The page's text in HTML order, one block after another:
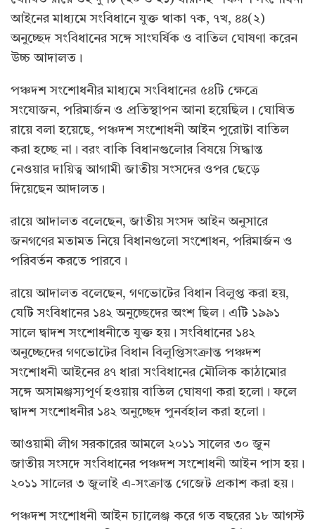
আইনের মাধ্যমে সংবিধানে যুক্ত থাকা ৭ক, ৭খ, ৪৪(২)
অনুচ্ছেদ সংবিধানের সঙ্গে সাংঘর্ষিক ও বাতিল ঘোষণা করেন
উচ্চ আদালত।
পঞ্চদশ সংশোধনীর মাধ্যমে সংবিধানের ৫৪টি ক্ষেত্রে
সংযোজন, পরিমার্জন ও প্রতিস্থাপন আনা হয়েছিল। ঘোষিত
রায়ে বলা হয়েছে, পঞ্চদশ সংশোধনী আইন পুরোটা বাতিল
করা হচ্ছে না। বরং বাকি বিধানগুলোর বিষয়ে সিদ্ধান্ত
নেওয়ার দায়িত্ব আগামী জাতীয় সংসদের ওপর ছেড়ে
দিয়েছেন আদালত।
রায়ে আদালত বলেছেন, জাতীয় সংসদ আইন অনুসারে
জনগণের মতামত নিয়ে বিধানগুলো সংশোধন, পরিমার্জন ও
পরিবর্তন করতে পারবে।
রায়ে আদালত বলেছেন, গণভোটের বিধান বিলুপ্ত করা হয়,
যেটি সংবিধানের ১৪২ অনুচ্ছেদের অংশ ছিল। এটি ১৯৯১
সালে দ্বাদশ সংশোধনীতে যুক্ত হয়। সংবিধানের ১৪২
অনুচ্ছেদের গণভোটের বিধান বিলুপ্তিসংক্রান্ত পঞ্চদশ
সংশোধনী আইনের ৪৭ ধারা সংবিধানের মৌলিক কাঠামোর
সঙ্গে অসামঞ্জস্যপূর্ণ হওয়ায় বাতিল ঘোষণা করা হলো। ফলে
দ্বাদশ সংশোধনীর ১৪২ অনুচ্ছেদ পুনর্বহাল করা হলো।
আওয়ামী লীগ সরকারের আমলে ২০১১ সালের ৩০ জুন
জাতীয় সংসদে সংবিধানের পঞ্চদশ সংশোধনী আইন পাস হয়।
২০১১ সালের ৩ জুলাই এ-সংক্রান্ত গেজেট প্রকাশ করা হয়।
পঞ্চদশ সংশোধনী আইন চ্যালেঞ্জ করে গত বছরের ১৮ আগস্ট